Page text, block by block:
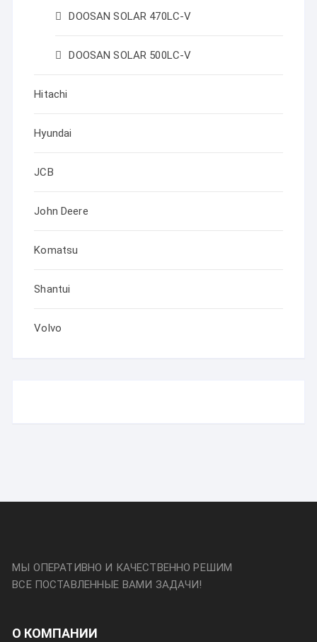
DOOSAN SOLAR 470LC-V
DOOSAN SOLAR 500LC-V
Hitachi
Hyundai
JCB
John Deere
Komatsu
Shantui
Volvo
МЫ ОПЕРАТИВНО И КАЧЕСТВЕННО РЕШИМ
ВСЕ ПОСТАВЛЕННЫЕ ВАМИ ЗАДАЧИ!
О КОМПАНИИ